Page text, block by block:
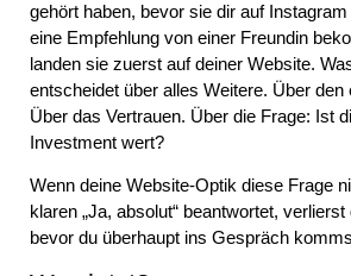
gehört haben, bevor sie dir auf
eine Empfehlung von einer Freundin
landen sie zuerst auf deiner Website.
entscheidet über alles Weitere. Über den
Über das Vertrauen. Über die Frage: Ist
Investment wert?
Wenn deine Website-Optik diese Frage
klaren „Ja, absolut“ beantwortet,
bevor du überhaupt ins Gespräch